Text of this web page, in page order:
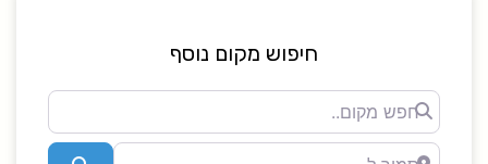
חיפוש מקום נוסף
חפש
מקום..
סמוך ל-